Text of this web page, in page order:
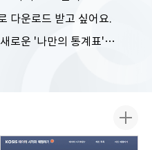
다운로드 받고 싶어요.
서로 다른 통계표를 조합해서 새로운 '나만의 통계표'를 만들고 싶어요.